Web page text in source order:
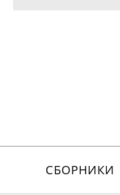
СБОРНИКИ